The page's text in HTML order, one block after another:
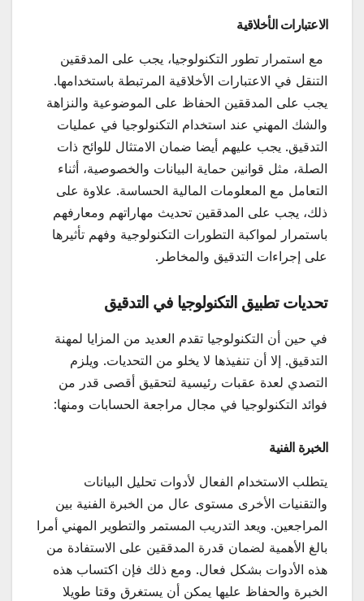
الاعتبارات الأخلاقية
مع استمرار تطور التكنولوجيا، يجب على المدققين
التنقل في الاعتبارات الأخلاقية المرتبطة باستخدامها.
يجب على المدققين الحفاظ على الموضوعية والنزاهة
والشك المهني عند استخدام التكنولوجيا في عمليات
التدقيق. يجب عليهم أيضا ضمان الامتثال للوائح ذات
الصلة، مثل قوانين حماية البيانات والخصوصية، أثناء
التعامل مع المعلومات المالية الحساسة. علاوة على
ذلك، يجب على المدققين تحديث مهاراتهم ومعارفهم
باستمرار لمواكبة التطورات التكنولوجية وفهم تأثيرها
على إجراءات التدقيق والمخاطر.
تحديات تطبيق التكنولوجيا في التدقيق
في حين أن التكنولوجيا تقدم العديد من المزايا لمهنة
التدقيق. إلا أن تنفيذها لا يخلو من التحديات. ويلزم
التصدي لعدة عقبات رئيسية لتحقيق أقصى قدر من
فوائد التكنولوجيا في مجال مراجعة الحسابات ومنها:
الخبرة الفنية
يتطلب الاستخدام الفعال لأدوات تحليل البيانات
والتقنيات الأخرى مستوى عال من الخبرة الفنية بين
المراجعين. ويعد التدريب المستمر والتطوير المهني أمرا
بالغ الأهمية لضمان قدرة المدققين على الاستفادة من
هذه الأدوات بشكل فعال. ومع ذلك فإن اكتساب هذه
الخبرة والحفاظ عليها يمكن أن يستغرق وقتا طويلا